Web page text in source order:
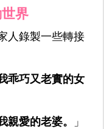
界
人錄製一些轉接
乖巧又老實的女
親愛的老婆。
」